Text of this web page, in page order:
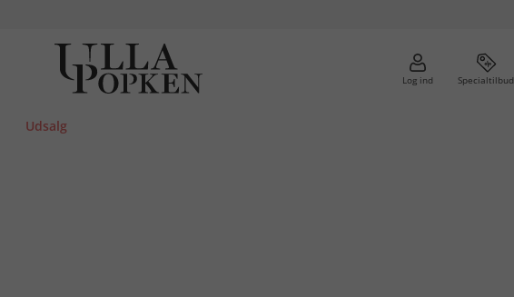
Log ind Specialtilbud
Udsalg